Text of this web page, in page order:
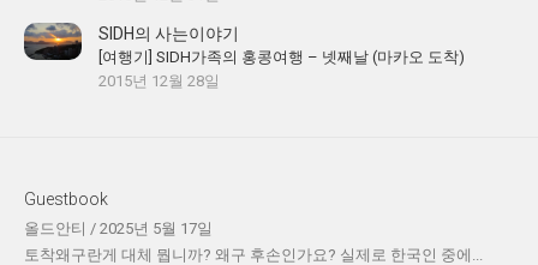
SIDH의 사는이야기
[여행기] SIDH가족의 홍콩여행 – 넷째날 (마카오 도착)
2015년 12월 28일
Guestbook
올드안티 / 2025년 5월 17일
토착왜구란게 대체 뭡니까? 왜구 후손인가요? 실제로 한국인 중에...